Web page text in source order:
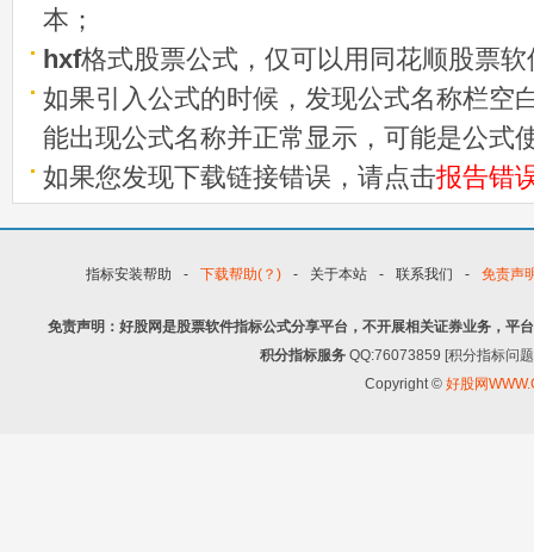
本；
hxf格式股票公式，仅可以用同花顺股票
如果引入公式的时候，发现公式名称栏空
能出现公式名称并正常显示，可能是公式
如果您发现下载链接错误，请点击报告错
指标安装帮助 - 下载帮助(？) - 关于本站 - 联系我们 - 免责声
免责声明：好股网是股票软件指标公式分享平台，不开展相关证券业务，平
积分指标服务 QQ:76073859 [积分指标问
Copyright © 好股网